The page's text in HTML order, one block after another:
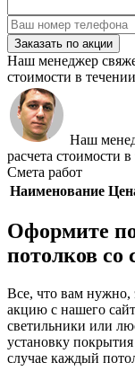
Заказать по акции
Наш менеджер
стоимости в
Наш
расчета стоимости
Смета работ
Наименование
Оформите
потолков со
Все, что вам нужно,
акцию с нашего
светильники или
установку
случае каждый